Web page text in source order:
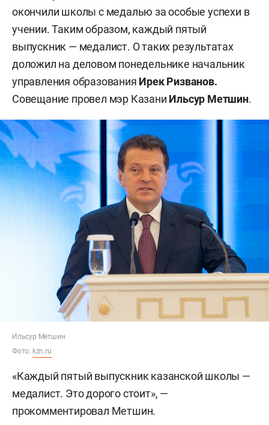
окончили школы с медалью за особые успехи в
учении. Таким образом, каждый пятый
выпускник — медалист. О таких результатах
доложил на деловом понедельнике начальник
управления образования Ирек Ризванов.
Совещание провел мэр Казани Ильсур Метшин.
Ильсур Метшин
Фото: kzn.ru
«Каждый пятый выпускник казанской школы —
медалист. Это дорого стоит», —
прокомментировал Метшин.